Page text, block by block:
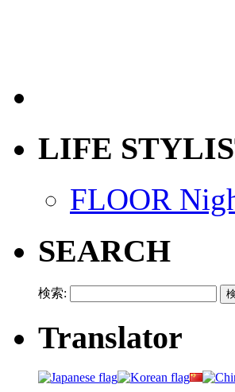
LIFE
FLOOR
SEARCH
検索:
Translator